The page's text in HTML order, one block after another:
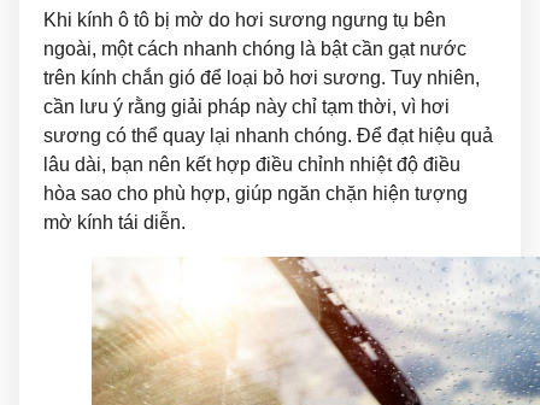
Khi kính ô tô bị mờ do hơi sương ngưng tụ bên
ngoài, một cách nhanh chóng là bật cần gạt nước
trên kính chắn gió để loại bỏ hơi sương. Tuy nhiên,
cần lưu ý rằng giải pháp này chỉ tạm thời, vì hơi
sương có thể quay lại nhanh chóng. Để đạt hiệu quả
lâu dài, bạn nên kết hợp điều chỉnh nhiệt độ điều
hòa sao cho phù hợp, giúp ngăn chặn hiện tượng
mờ kính tái diễn.